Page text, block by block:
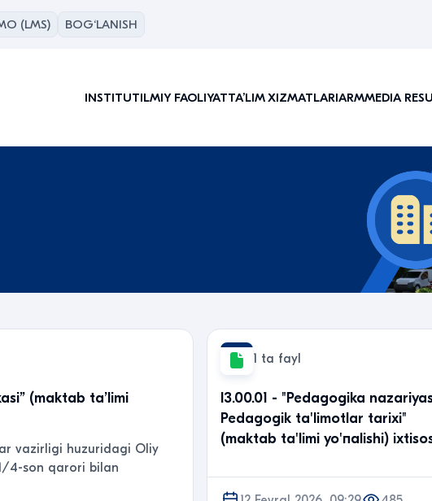
(LMS) BOG‘LANISH
INSTITUTILMIY FAOLIYATTAʼLIM XIZMATLARIARMMEDIA
(maktab ta’limi
vazirligi huzuridagi Oliy
4-son qarori bilan
1 ta fayl
l3.00.01 - "Pedagogika
Pedagogik ta'limotlar tarixi"
(maktab ta'limi yo'пalishi)